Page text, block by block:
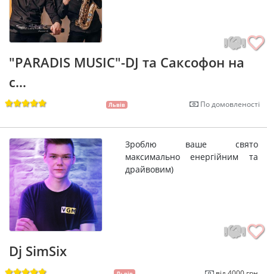
"PARADIS MUSIC"-DJ та Саксофон на
с...
Львів По домовленості
Зроблю ваше свято
максимально енергійним та
драйвовим)
Dj SimSix